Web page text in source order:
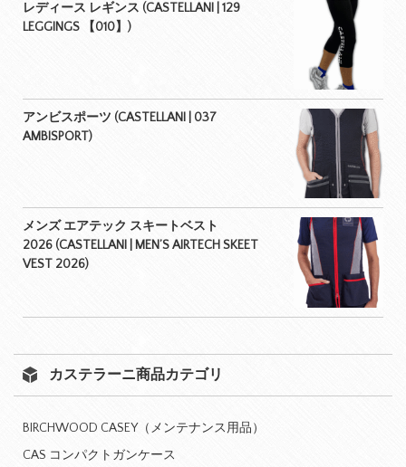
レディース レギンス (CASTELLANI | 129
LEGGINGS 【010】)
アンビスポーツ (CASTELLANI | 037
AMBISPORT)
メンズ エアテック スキートベスト
2026 (CASTELLANI | MEN’S AIRTECH SKEET
VEST 2026)
カステラーニ商品カテゴリ
BIRCHWOOD CASEY（メンテナンス用品）
CAS コンパクトガンケース